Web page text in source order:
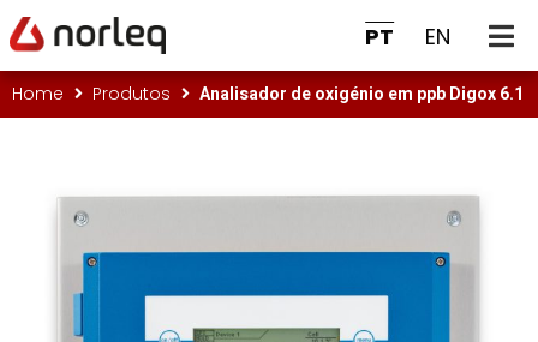
PT EN
Home Produtos Analisador de oxigénio em ppb Digox 6.1